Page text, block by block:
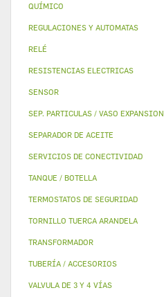
QUÍMICO
REGULACIONES Y AUTOMATAS
RELÉ
RESISTENCIAS ELECTRICAS
SENSOR
SEP. PARTICULAS / VASO EXPANSION
SEPARADOR DE ACEITE
SERVICIOS DE CONECTIVIDAD
TANQUE / BOTELLA
TERMOSTATOS DE SEGURIDAD
TORNILLO TUERCA ARANDELA
TRANSFORMADOR
TUBERÍA / ACCESORIOS
VALVULA DE 3 Y 4 VÍAS